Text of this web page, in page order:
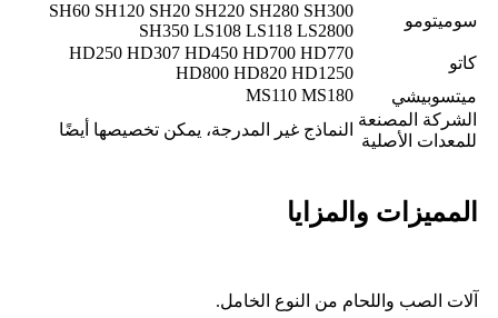
سوميتومو
SH60 SH120 SH20 SH220 SH280 SH300
SH350 LS108 LS118 LS2800
كاتو
HD250 HD307 HD450 HD700 HD770
HD800 HD820 HD1250
ميتسوبيشي
MS110 MS180
الشركة المصنعة
للمعدات الأصلية
النماذج غير المدرجة، يمكن تخصيصها أيضًا
المميزات والمزايا
آلات الصب واللحام من النوع الخامل.